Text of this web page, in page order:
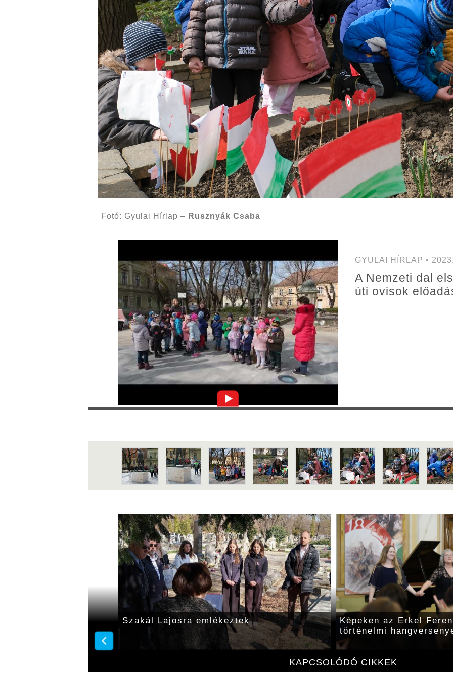
Fotó: Gyulai Hírlap – Rusznyák Csaba
GYULAI HÍRLAP •
A Nemzeti dal
úti ovisok
KAPCSOLÓDÓ CIKKEK
Társaság XXXV.
Díszpolgári címet kapott Ambrus Lajos író
Március 15-e
függetlenséget, egy új
és a nemzet heroikus